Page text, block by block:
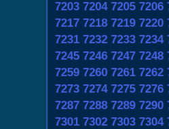
7203 7204 7205 7206
7217 7218 7219 7220
7231 7232 7233 7234
7245 7246 7247 7248
7259 7260 7261 7262
7273 7274 7275 7276
7287 7288 7289 7290
7301 7302 7303 7304